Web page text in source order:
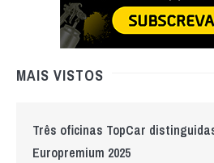
MAIS VISTOS
Três oficinas TopCar
Europremium 2025